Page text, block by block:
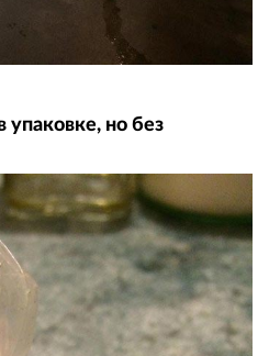
упаковке, но без